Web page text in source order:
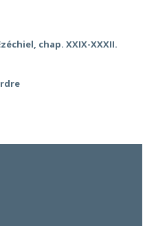
chap. XXIX-XXXII.